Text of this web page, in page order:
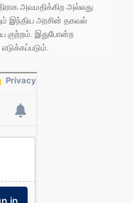
அவமதிக்கிற அல்லது
இந்திய அரசின் தகவல்
குற்றம். இதுபோன்ற